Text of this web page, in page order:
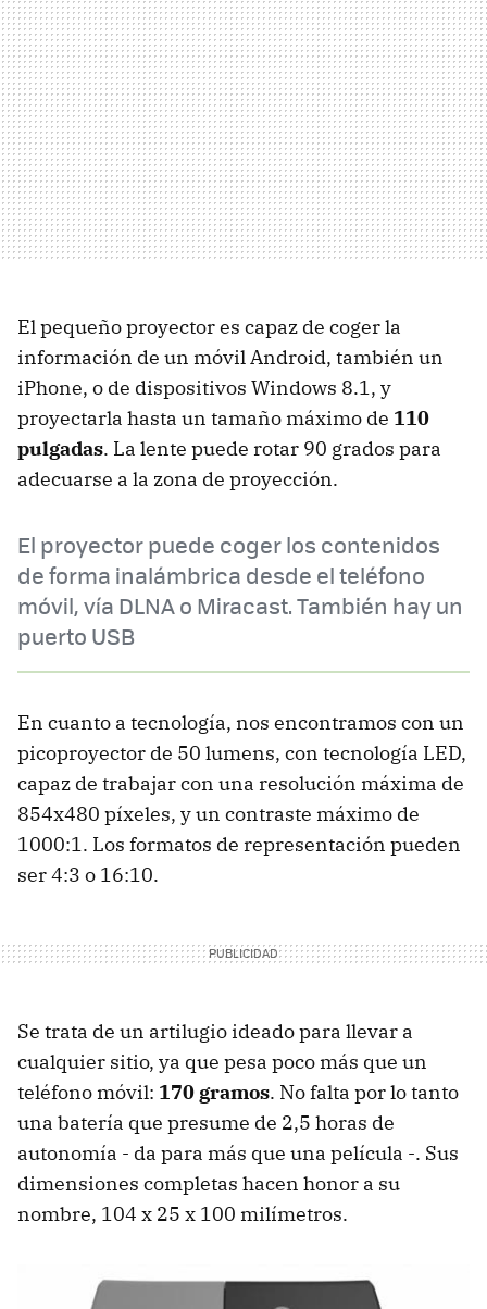
El pequeño proyector es capaz de coger la
información de un móvil Android, también un
iPhone, o de dispositivos Windows 8.1, y
proyectarla hasta un tamaño máximo de 110
pulgadas. La lente puede rotar 90 grados para
adecuarse a la zona de proyección.
El proyector puede coger los contenidos
de forma inalámbrica desde el teléfono
móvil, vía DLNA o Miracast. También hay un
puerto USB
En cuanto a tecnología, nos encontramos con un
picoproyector de 50 lumens, con tecnología LED,
capaz de trabajar con una resolución máxima de
854x480 píxeles, y un contraste máximo de
1000:1. Los formatos de representación pueden
ser 4:3 o 16:10.
Se trata de un artilugio ideado para llevar a
cualquier sitio, ya que pesa poco más que un
teléfono móvil: 170 gramos. No falta por lo tanto
una batería que presume de 2,5 horas de
autonomía - da para más que una película -. Sus
dimensiones completas hacen honor a su
nombre, 104 x 25 x 100 milímetros.